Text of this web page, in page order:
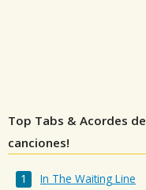
Top Tabs & Acordes de
canciones!
In The Waiting Line